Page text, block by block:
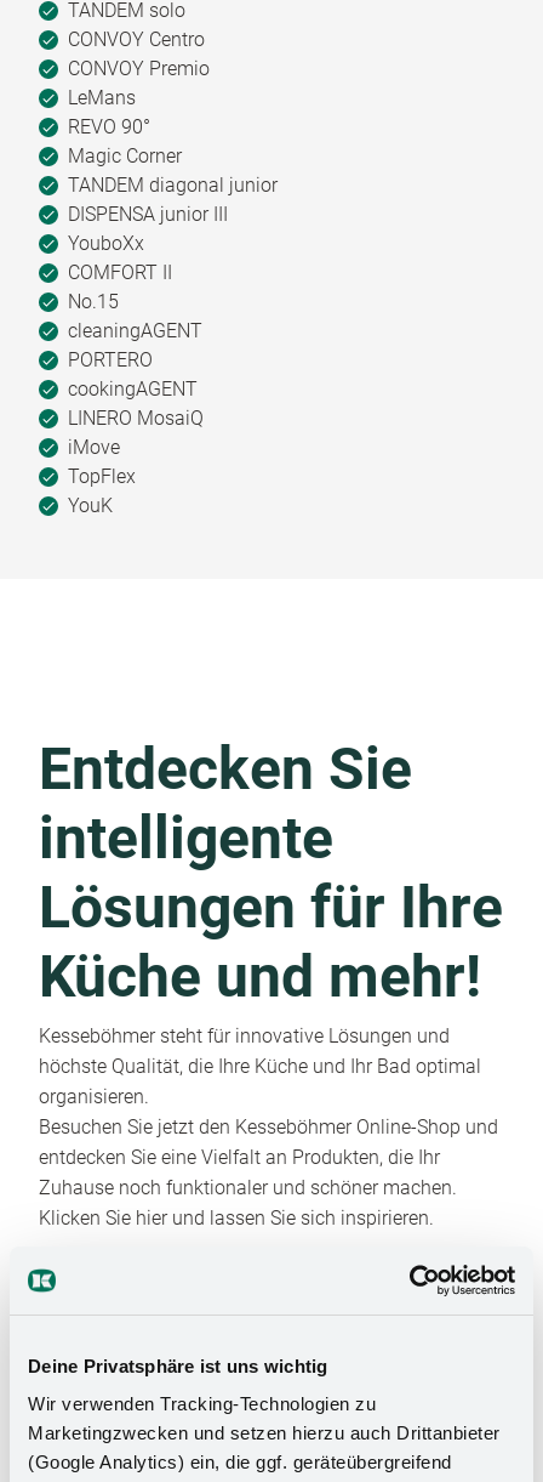
Deine Privatsphäre ist uns wichtig
Wir verwenden Tracking-Technologien zu
Marketingzwecken und setzen hierzu auch Drittanbieter
(Google Analytics) ein, die ggf. geräteübergreifend
TANDEM solo
CONVOY Centro
CONVOY Premio
LeMans
REVO 90°
Magic Corner
TANDEM diagonal junior
DISPENSA junior III
YouboXx
COMFORT II
No.15
cleaningAGENT
PORTERO
cookingAGENT
LINERO MosaiQ
iMove
TopFlex
YouK
Entdecken Sie
intelligente
Lösungen für Ihre
Küche und mehr!
Kesseböhmer steht für innovative Lösungen und
höchste Qualität, die Ihre Küche und Ihr Bad optimal
organisieren.
Besuchen Sie jetzt den Kesseböhmer Online-Shop und
entdecken Sie eine Vielfalt an Produkten, die Ihr
Zuhause noch funktionaler und schöner machen.
Klicken Sie hier und lassen Sie sich inspirieren.